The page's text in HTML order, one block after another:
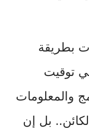
بطريقة
توقيت
والمعلومات
بل إن